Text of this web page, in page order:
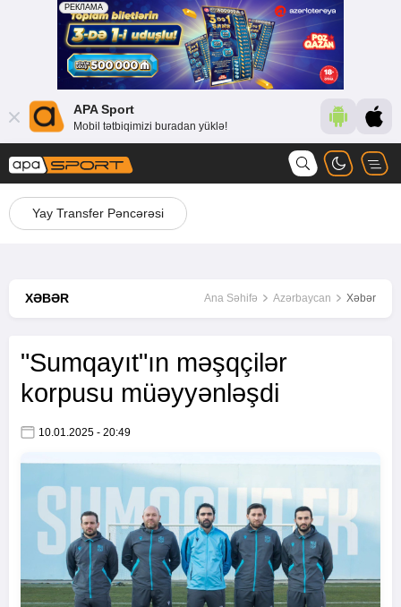
APA Sport
Mobil tətbiqimizi buradan yüklə!
Yay Transfer Pəncərəsi
XƏBƏR Ana Səhifə Azərbaycan Xəbər
"Sumqayıt"ın məşqçilər
korpusu müəyyənləşdi
10.01.2025 - 20:49